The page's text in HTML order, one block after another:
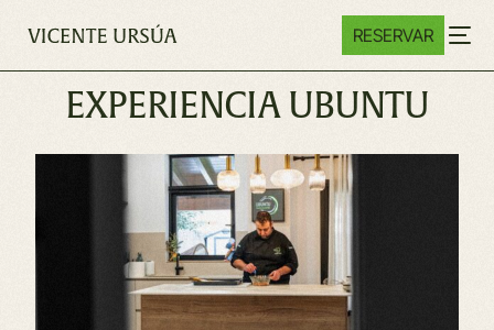
RESERVAR
EXPERIENCIA UBUNTU